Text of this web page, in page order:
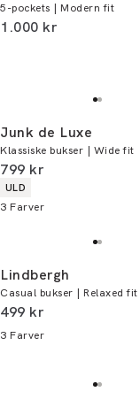
5-pockets | Modern fit
I alt (inkl. rabat)
1.000 kr
Junk de Luxe
Klassiske bukser | Wide fit
I alt (inkl. rabat)
799 kr
Produkt egenskaber
ULD
3 Farver
Lindbergh
Casual bukser | Relaxed fit
I alt (inkl. rabat)
499 kr
3 Farver